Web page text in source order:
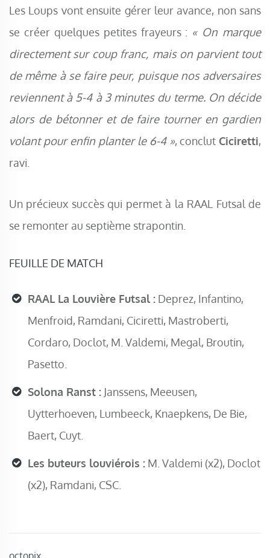
Les Loups vont ensuite gérer leur avance, non sans
se créer quelques petites frayeurs : « On marque
directement sur coup franc, mais on parvient tout
de même à se faire peur, puisque nos adversaires
reviennent à 5-4 à 3 minutes du terme. On décide
alors de bétonner et de faire tourner en gardien
volant pour enfin planter le 6-4 », conclut Ciciretti,
ravi.
Un précieux succès qui permet à la RAAL Futsal de
se remonter au septième strapontin.
FEUILLE DE MATCH
RAAL La Louvière Futsal : Deprez, Infantino,
Menfroid, Ramdani, Ciciretti, Mastroberti,
Cordaro, Doclot, M. Valdemi, Megal, Broutin,
Pasetto.
Solona Ranst : Janssens, Meeusen,
Uytterhoeven, Lumbeeck, Knaepkens, De Bie,
Baert, Cuyt.
Les buteurs louviérois : M. Valdemi (x2), Doclot
(x2), Ramdani, CSC.